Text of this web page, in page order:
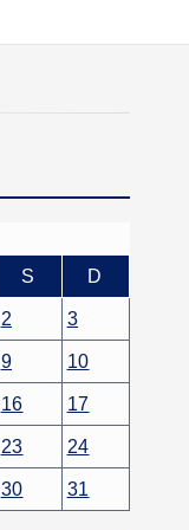
S D
2 3
9 10
16 17
23 24
30 31